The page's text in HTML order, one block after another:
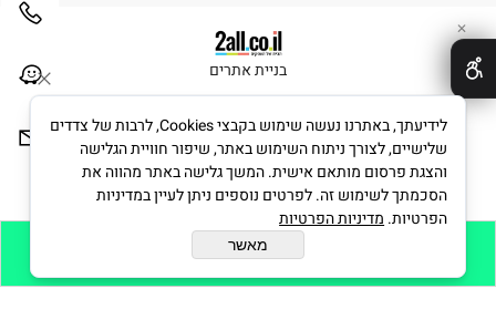
הוסף לסל
בניית אתרים
✕
לידיעתך, באתרנו נעשה שימוש בקבצי Cookies, לרבות של צדדים
שלישיים, לצורך ניתוח השימוש באתר, שיפור חוויית הגלישה
והצגת פרסום מותאם אישית. המשך גלישה באתר מהווה את
הסכמתך לשימוש זה. לפרטים נוספים ניתן לעיין במדיניות
הפרטיות. מדיניות הפרטיות
מאשר